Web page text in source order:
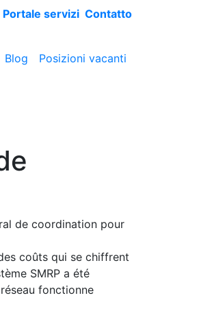
Portale servizi Contatto
Blog
Posizioni vacanti
de coordination pour
coûts qui se chiffrent
SMRP a été
fonctionne